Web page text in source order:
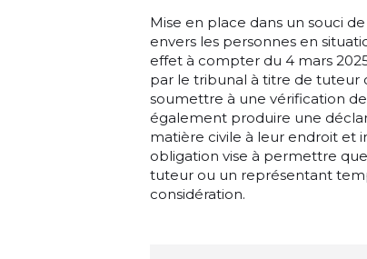
Mise en place dans un souci
envers les personnes en
effet à compter du 4 mars
par le tribunal à titre de
soumettre à une vérification
également produire une
matière civile à leur endroit et
obligation vise à permettre
tuteur ou un représentant
considération.